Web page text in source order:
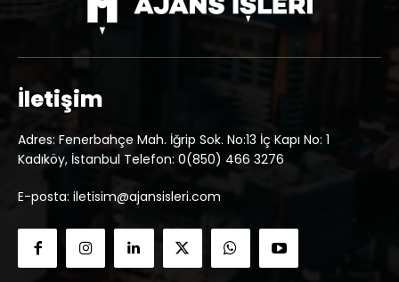
İletişim
Adres: Fenerbahçe Mah. İğrip Sok. No:13 İç Kapı No: 1
Kadıköy, İstanbul Telefon: 0(850) 466 3276
E-posta: iletisim@ajansisleri.com